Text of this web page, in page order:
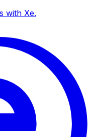
with Xe.